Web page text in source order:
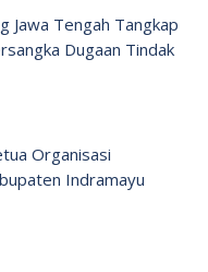
Jawa Tengah Tangkap
Dugaan Tindak
Organisasi
Indramayu